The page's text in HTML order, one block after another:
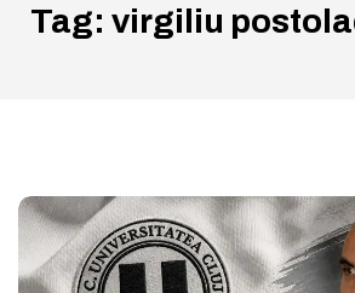
Tag: virgiliu